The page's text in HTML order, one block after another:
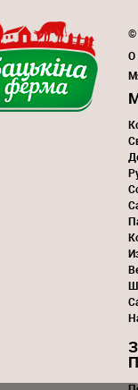
©
О